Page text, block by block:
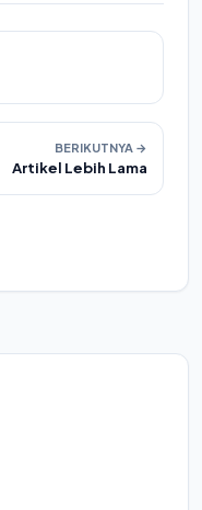
BERIKUTNYA →
Artikel Lebih Lama